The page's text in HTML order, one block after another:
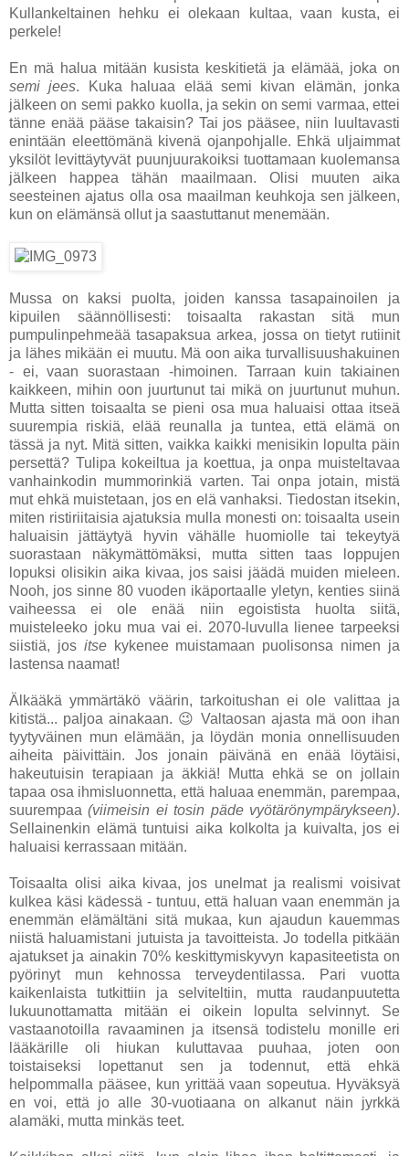
Kullankeltainen hehku ei olekaan kultaa, vaan kusta, ei
perkele!
En mä halua mitään kusista keskitietä ja elämää, joka on
semi jees. Kuka haluaa elää semi kivan elämän, jonka
jälkeen on semi pakko kuolla, ja sekin on semi varmaa, ettei
tänne enää pääse takaisin? Tai jos pääsee, niin luultavasti
enintään eleettömänä kivenä ojanpohjalle. Ehkä uljaimmat
yksilöt levittäytyvät puunjuurakoiksi tuottamaan kuolemansa
jälkeen happea tähän maailmaan. Olisi muuten aika
seesteinen ajatus olla osa maailman keuhkoja sen jälkeen,
kun on elämänsä ollut ja saastuttanut menemään.
Mussa on kaksi puolta, joiden kanssa tasapainoilen ja
kipuilen säännöllisesti: toisaalta rakastan sitä mun
pumpulinpehmeää tasapaksua arkea, jossa on tietyt rutiinit
ja lähes mikään ei muutu. Mä oon aika turvallisuushakuinen
- ei, vaan suorastaan -himoinen. Tarraan kuin takiainen
kaikkeen, mihin oon juurtunut tai mikä on juurtunut muhun.
Mutta sitten toisaalta se pieni osa mua haluaisi ottaa itseä
suurempia riskiä, elää reunalla ja tuntea, että elämä on
tässä ja nyt. Mitä sitten, vaikka kaikki menisikin lopulta päin
persettä? Tulipa kokeiltua ja koettua, ja onpa muisteltavaa
vanhainkodin mummorinkiä varten. Tai onpa jotain, mistä
mut ehkä muistetaan, jos en elä vanhaksi. Tiedostan itsekin,
miten ristiriitaisia ajatuksia mulla monesti on: toisaalta usein
haluaisin jättäytyä hyvin vähälle huomiolle tai tekeytyä
suorastaan näkymättömäksi, mutta sitten taas loppujen
lopuksi olisikin aika kivaa, jos saisi jäädä muiden mieleen.
Nooh, jos sinne 80 vuoden ikäportaalle yletyn, kenties siinä
vaiheessa ei ole enää niin egoistista huolta siitä,
muisteleeko joku mua vai ei. 2070-luvulla lienee tarpeeksi
siistiä, jos itsekykenee muistamaan puolisonsa nimen ja
lastensa naamat!
Älkääkä ymmärtäkö väärin, tarkoitushan ei ole valittaa ja
kitistä... paljoa ainakaan. 😉 Valtaosan ajasta mä oon ihan
tyytyväinen mun elämään, ja löydän monia onnellisuuden
aiheita päivittäin. Jos jonain päivänä en enää löytäisi,
hakeutuisin terapiaan ja äkkiä! Mutta ehkä se on jollain
tapaa osa ihmisluonnetta, että haluaa enemmän, parempaa,
suurempaa(viimeisin ei tosin päde vyötärönympärykseen).
Sellainenkin elämä tuntuisi aika kolkolta ja kuivalta, jos ei
haluaisi kerrassaan mitään.
Toisaalta olisi aika kivaa, jos unelmat ja realismi voisivat
kulkea käsi kädessä - tuntuu, että haluan vaan enemmän ja
enemmän elämältäni sitä mukaa, kun ajaudun kauemmas
niistä haluamistani jutuista ja tavoitteista. Jo todella pitkään
ajatukset ja ainakin 70% keskittymiskyvyn kapasiteetista on
pyörinyt mun kehnossa terveydentilassa. Pari vuotta
kaikenlaista tutkittiin ja selviteltiin, mutta raudanpuutetta
lukuunottamatta mitään ei oikein lopulta selvinnyt. Se
vastaanotoilla ravaaminen ja itsensä todistelu monille eri
lääkärille oli hiukan kuluttavaa puuhaa, joten oon
toistaiseksi lopettanut sen ja todennut, että ehkä
helpommalla pääsee, kun yrittää vaan sopeutua. Hyväksyä
en voi, että jo alle 30-vuotiaana on alkanut näin jyrkkä
alamäki, mutta minkäs teet.